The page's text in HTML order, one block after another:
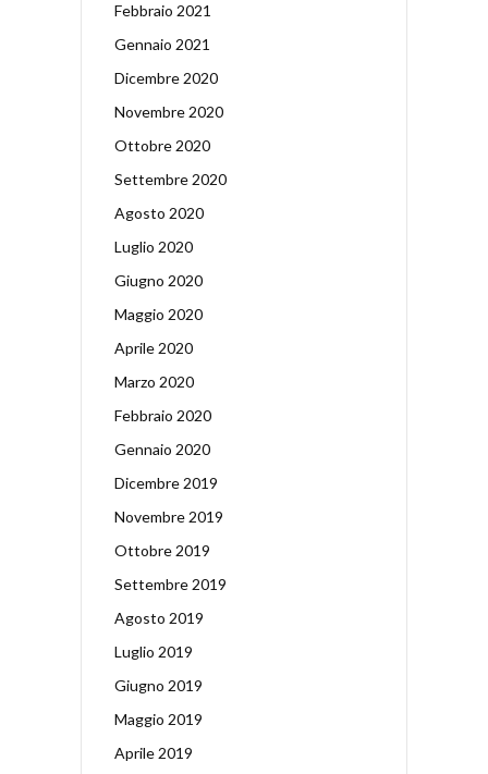
Febbraio 2021
Gennaio 2021
Dicembre 2020
Novembre 2020
Ottobre 2020
Settembre 2020
Agosto 2020
Luglio 2020
Giugno 2020
Maggio 2020
Aprile 2020
Marzo 2020
Febbraio 2020
Gennaio 2020
Dicembre 2019
Novembre 2019
Ottobre 2019
Settembre 2019
Agosto 2019
Luglio 2019
Giugno 2019
Maggio 2019
Aprile 2019